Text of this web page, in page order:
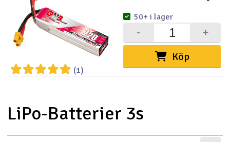
(1)
Köp
+
-
50+ i lager
LiPo-Batterier 3s